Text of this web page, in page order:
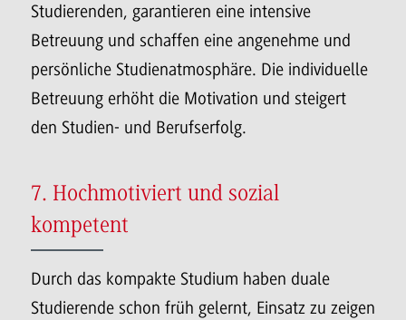
Studierenden, garantieren eine intensive
Betreuung und schaffen eine angenehme und
persönliche Studienatmosphäre. Die individuelle
Betreuung erhöht die Motivation und steigert
den Studien- und Berufserfolg.
7. Hochmotiviert und sozial
kompetent
Durch das kompakte Studium haben duale
Studierende schon früh gelernt, Einsatz zu zeigen